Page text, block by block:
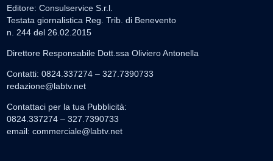
Editore: Consulservice S.r.l.
Testata giornalistica Reg. Trib. di Benevento
n. 244 del 26.02.2015
Direttore Responsabile Dott.ssa Oliviero Antonella
Contatti: 0824.337274 – 327.7390733
redazione@labtv.net
Contattaci per la tua Pubblicità:
0824.337274 – 327.7390733
email: commerciale@labtv.net